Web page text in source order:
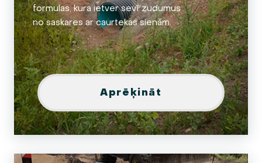
formulas, kura ietver sevī zudumus
no saskares ar caurtekas sienām.
Aprēķināt